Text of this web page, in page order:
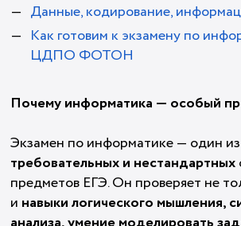
Данные, кодирование,
Как готовим к экзамену по
ЦДПО ФОТОН
Почему информатика — особый
Экзамен по информатике — один
требовательных и нестандартных
предметов ЕГЭ. Он проверяет не
и навыки логического мышления,